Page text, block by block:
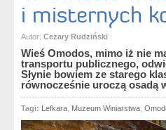
i misternych
Autor: Cezary Rudziński
Wieś Omodos, mimo iż nie
transportu publicznego,
Słynie bowiem ze starego
równocześnie uroczą osadą
Tagi: Lefkara Muzeum Winiarstwa